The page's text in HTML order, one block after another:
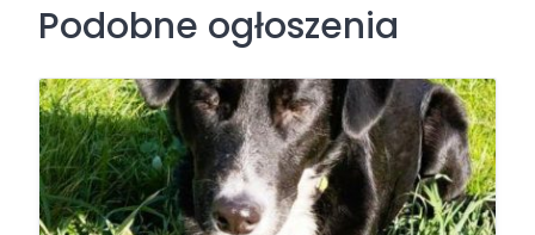
Podobne ogłoszenia